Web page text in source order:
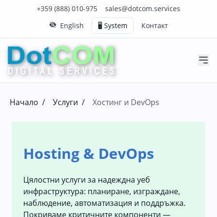
+359 (888) 010-975
Нашия телефонен номер е 0888010975
sales@dotcom.services
Нашия имейл адрес е sales@dotcom.services
English
🖥️ System Контакт
Начало / Услуги / Хостинг и DevOps
Hosting & DevOps
Цялостни услуги за надеждна уеб
инфраструктура: планиране, изграждане,
наблюдение, автоматизация и поддръжка.
Покриваме критичните компоненти —